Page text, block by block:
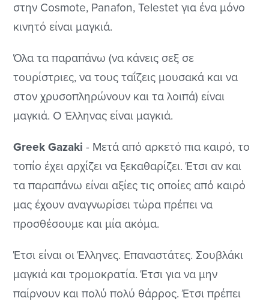
στην Cosmote, Panafon, Telestet για ένα μόνο
κινητό είναι μαγκιά.
Όλα τα παραπάνω (να κάνεις σεξ σε
τουρίστριες, να τους ταΐζεις μουσακά και να
στον χρυσοπληρώνουν και τα λοιπά) είναι
μαγκιά. Ο Έλληνας είναι μαγκιά.
Greek Gazaki - Μετά από αρκετό πια καιρό, το
τοπίο έχει αρχίζει να ξεκαθαρίζει. Έτσι αν και
τα παραπάνω είναι αξίες τις οποίες από καιρό
μας έχουν αναγνωρίσει τώρα πρέπει να
προσθέσουμε και μία ακόμα.
Έτσι είναι οι Έλληνες. Επαναστάτες. Σουβλάκι
μαγκιά και τρομοκρατία. Έτσι για να μην
παίρνουν και πολύ πολύ θάρρος. Έτσι πρέπει